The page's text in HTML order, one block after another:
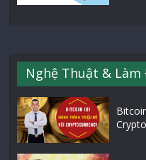
Nghệ Thuật & Làm